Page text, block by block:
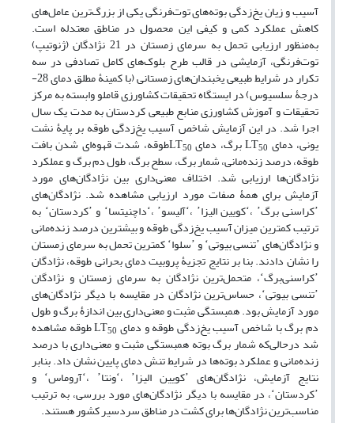
آسیب و زیان یخ‌زدگی بوته‌های توت‌فرنگی یکی از بزرگ‌ترین عامل‌های
کاهش عملکرد کمی و کیفی این محصول در مناطق معتدله است.
به‌منظور ارزیابی تحمل به سرمای زمستان در 21 نژادگان (ژنوتیپ)
توت‌فرنگی، آزمایشی در قالب طرح بلوک‌های کامل تصادفی در سه
تکرار در شرایط طبیعی یخبندان‌های زمستانی (با کمینۀ مطلق دمای 28-
درجۀ سلسیوس) در ایستگاه تحقیقات کشاورزی قاملو وابسته به مرکز
تحقیقات و آموزش کشاورزی منابع طبیعی کردستان به مدت یک سال
اجرا شد. در این آزمایش شاخص آسیب یخ‌زدگی طوقه بر پایۀ نشت
یونی، دمای LT 50 برگ، دمای LT 50 طوقه، شدت قهوه‌ای شدن بافت
طوقه، درصد زنده‌مانی، شمار برگ، سطح برگ، طول دم برگ و عملکرد
نژادگان‌ها ارزیابی شد. اختلاف معنی‌داری بین نژادگان‌های مورد
آزمایش برای همۀ صفات مورد ارزیابی مشاهده شد. نژادگان‌های
ʼکراسنی برگʻ، ʼکویین الیزاʻ، ʼآلیسوʻ، ʼداچنیتساʻ و ʼکردستانʻ به
ترتیب کمترین میزان آسیب یخ‌زدگی طوقه و بیشترین درصد زنده‌مانی
و نژادگان‌های ʼتنسی بیوتیʻ و ʼسلواʻ کمترین تحمل به سرمای زمستان
را نشان دادند. بنا بر نتایج تجزیۀ پروبیت دمای بحرانی طوقه، نژادگان
ʼکراسنی‌برگʻ، متحمل‌ترین نژادگان به سرمای زمستان و نژادگان
ʼتنسی بیوتیʻ، حساس‌ترین نژادگان در مقایسه با دیگر نژادگان‌های
مورد آزمایش بود. همبستگی مثبت و معنی‌داری بین اندازۀ برگ و طول
دم برگ با شاخص آسیب یخ‌زدگی طوقه و دمای LT 50 طوقه مشاهده
شد درحالی‌که شمار برگ بوته همبستگی مثبت و معنی‌داری با درصد
زنده‌مانی و عملکرد بوته‌ها در شرایط تنش دمای پایین نشان داد. بنابر
نتایج آزمایش، نژادگان‌های ʼکویین الیزاʻ، ʼونتاʻ، ʼآروماسʻ و
ʼکردستانʻ، در مقایسه با دیگر نژادگان‌های مورد بررسی، به ترتیب
مناسب‌ترین نژادگان‌ها برای کشت در مناطق سردسیر کشور هستند.